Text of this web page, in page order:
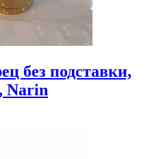
без подставки,
Narin